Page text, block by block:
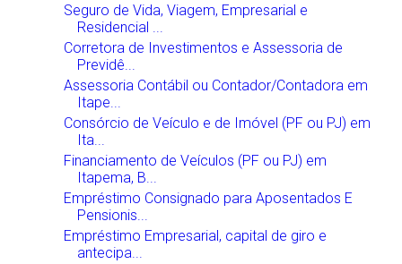
Seguro de Vida, Viagem, Empresarial e
Residencial ...
Corretora de Investimentos e Assessoria de
Previdê...
Assessoria Contábil ou Contador/Contadora em
Itape...
Consórcio de Veículo e de Imóvel (PF ou PJ) em
Ita...
Financiamento de Veículos (PF ou PJ) em
Itapema, B...
Empréstimo Consignado para Aposentados E
Pensionis...
Empréstimo Empresarial, capital de giro e
antecipa...